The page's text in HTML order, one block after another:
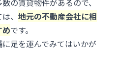
の賃貸物件があるので、
、 地元の不動産会社に相
です。
足を運んでみてはいかが